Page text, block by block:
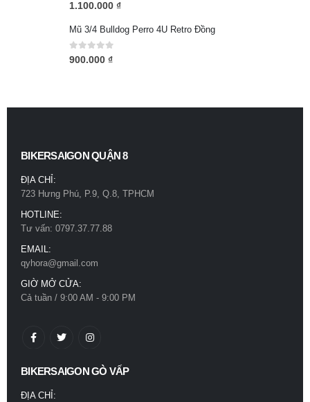
5.00out of 5
1.100.000 ₫
Mũ 3/4 Bulldog Perro 4U Retro Đồng
0out of 5
900.000 ₫
BIKERSAIGON QUẬN 8
ĐỊA CHỈ:
723 Hưng Phú, P.9, Q.8, TPHCM
HOTLINE:
Tư vấn: 0797.37.77.88
EMAIL:
qyhora@gmail.com
GIỜ MỞ CỬA:
Cả tuần / 9:00 AM - 9:00 PM
BIKERSAIGON GÒ VẤP
ĐỊA CHỈ: